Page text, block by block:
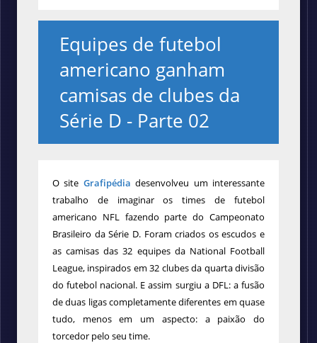
Equipes de futebol
americano ganham
camisas de clubes da
Série D - Parte 02
Osite Grafipédia desenvolveu um interessante
trabalho de imaginar os times de futebol
americano NFL fazendo parte do Campeonato
Brasileiro da Série D. Foram criados os escudos e
as camisas das 32 equipes da National Football
League, inspirados em 32 clubes da quarta divisão
do futebol nacional. E assim surgiu a DFL: a fusão
de duas ligas completamente diferentes em quase
tudo, menos em um aspecto: a paixão do
torcedor pelo seu time.